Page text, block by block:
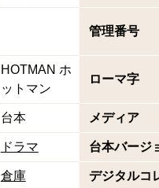
管理番号
HOTMAN ホ
ットマン
ローマ字
台本 メディア
ドラマ 台本バージ
倉庫 デジタルコ